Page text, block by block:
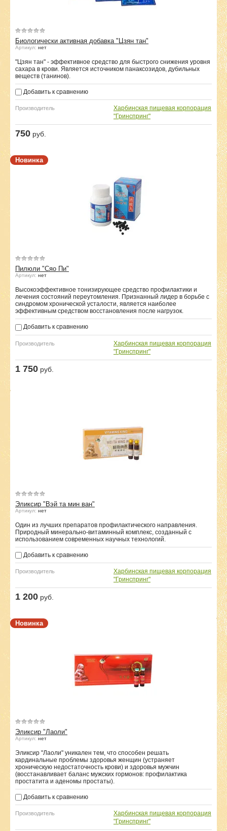
Биологически активная добавка "Цзян тан"
Артикул: нет
"Цзян тан" - эффективное средство для быстрого снижения уровня
сахара в крови. Является источником панаксозидов, дубильных
веществ (танинов).
Добавить к сравнению
Производитель
Харбинская пищевая корпорация
"Гринспринг"
750 руб.
Новинка
Пилюли "Сяо Пи"
Артикул: нет
Высокоэффективное тонизирующее средство профилактики и
лечения состояний переутомления. Признанный лидер в борьбе с
синдромом хронической усталости, является наиболее
эффективным средством восстановления после нагрузок.
Добавить к сравнению
Производитель
Харбинская пищевая корпорация
"Гринспринг"
1 750 руб.
Эликсир "Вэй та мин ван"
Артикул: нет
Один из лучших препаратов профилактического направления.
Природный минерально-витаминный комплекс, созданный с
использованием современных научных технологий.
Добавить к сравнению
Производитель
Харбинская пищевая корпорация
"Гринспринг"
1 200 руб.
Новинка
Эликсир "Лаоли"
Артикул: нет
Эликсир "Лаоли" уникален тем, что способен решать
кардинальные проблемы здоровья женщин (устраняет
хроническую недостаточность крови) и здоровья мужчин
(восстанавливает баланс мужских гормонов: профилактика
простатита и аденомы простаты).
Добавить к сравнению
Производитель
Харбинская пищевая корпорация
"Гринспринг"